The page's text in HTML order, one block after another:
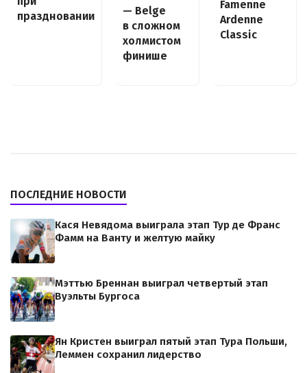
праздновании
— Belge
в сложном
холмистом
финише
Famenne
Ardenne
Classic
ПОСЛЕДНИЕ НОВОСТИ
Кася Невядома выиграла этап Тур де Франс
Фамм на Ванту и желтую майку
Мэттью Бреннан выиграл четвертый этап
Вуэльты Бургоса
Ян Кристен выиграл пятый этап Тура Польши,
Леммен сохранил лидерство